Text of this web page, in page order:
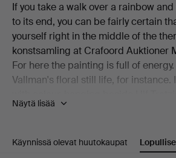
If you take a walk over a rainbow
to its end, you can be fairly certain
yourself right in the middle of the
konstsamling at Crafoord Auktioner
For here the painting is full of
Vallman's floral still life, for instance.
yellow "Tecken i skyn". Alongside
Djupvik and one of Peter Dahl's
Näytä lisää
Käynnissä olevat huutokaupat